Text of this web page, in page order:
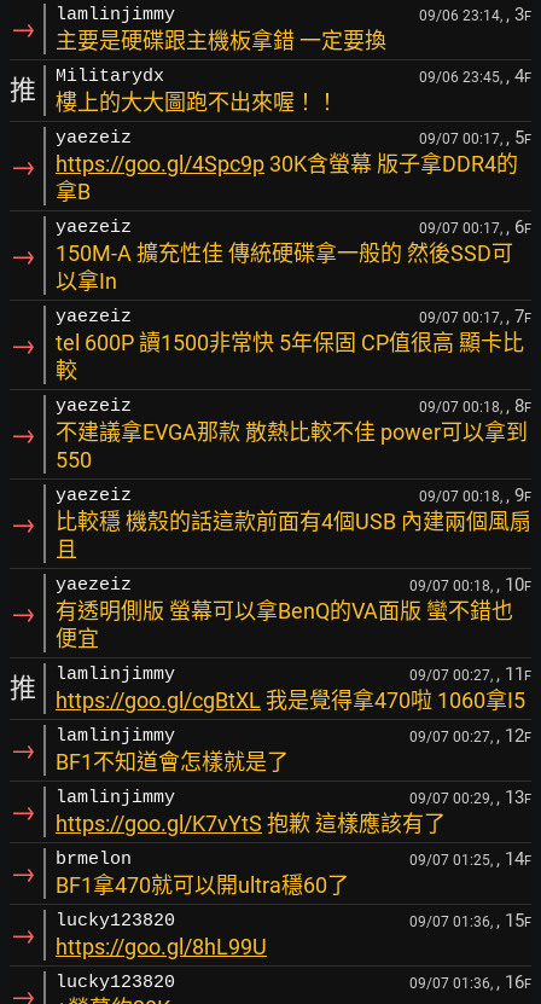
→ lamlinjimmy 09/06 23:14, , 3F
主要是硬碟跟主機板拿錯 一定要換
推 Militarydx 09/06 23:45, , 4F
樓上的大大圖跑不出來喔！！
→
yaezeiz 09/07 00:17, , 5F
https://goo.gl/4Spc9p 30K含螢幕 版子拿DDR4的
拿B
→
yaezeiz 09/07 00:17, , 6F
150M-A 擴充性佳 傳統硬碟拿一般的 然後SSD可
以拿In
→
yaezeiz 09/07 00:17, , 7F
tel 600P 讀1500非常快 5年保固 CP值很高 顯卡比
較
→
yaezeiz 09/07 00:18, , 8F
不建議拿EVGA那款 散熱比較不佳 power可以拿到
550
→
yaezeiz 09/07 00:18, , 9F
比較穩 機殼的話這款前面有4個USB 內建兩個風扇
且
→
yaezeiz 09/07 00:18, , 10F
有透明側版 螢幕可以拿BenQ的VA面版 蠻不錯也
便宜
推 lamlinjimmy 09/07 00:27, , 11 F
https://goo.gl/cgBtXL 我是覺得拿470啦 1060拿I5
→ lamlinjimmy 09/07 00:27, , 12F
BF1不知道會怎樣就是了
→ lamlinjimmy 09/07 00:29, , 13F
https://goo.gl/K7vYtS 抱歉 這樣應該有了
→ brmelon 09/07 01:25, , 14F
BF1拿470就可以開ultra穩60了
→ lucky123820 09/07 01:36, , 15F
https://goo.gl/8hL99U
→ lucky123820 09/07 01:36, , 16F